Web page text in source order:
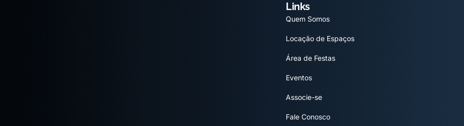
Links
Quem Somos
Locação de Espaços
Área de Festas
Eventos
Associe-se
Fale Conosco